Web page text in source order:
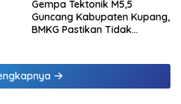
Gempa Tektonik M5,5
Guncang Kabupaten Kupang,
BMKG Pastikan Tidak